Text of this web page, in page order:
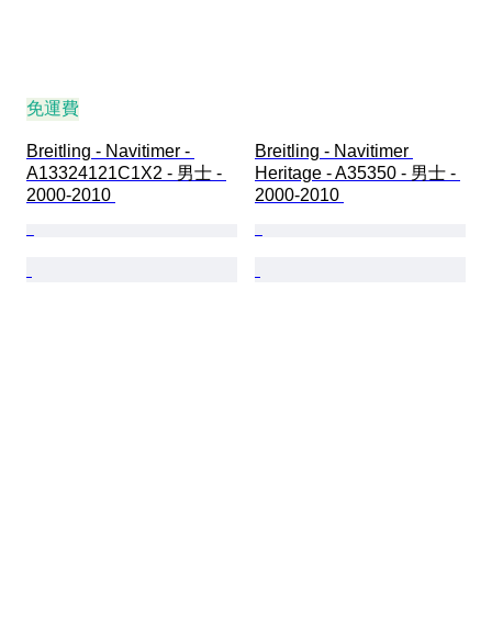
免運費
Breitling - Navitimer -
A13324121C1X2 - 男士 -
2000-2010
Breitling - Navitimer
Heritage - A35350 - 男士 -
2000-2010